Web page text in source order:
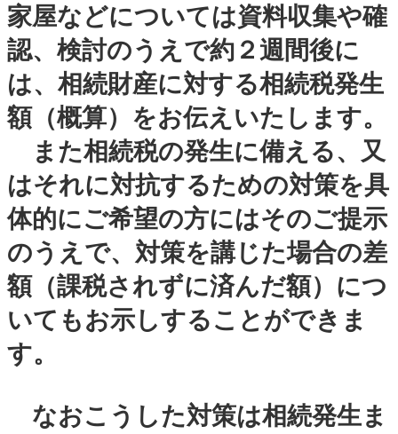
家屋などについては資料収集や確
認、検討のうえで約２週間後に
は、相続財産に対する相続税発生
額（概算）をお伝えいたします。
また相続税の発生に備える、又
はそれに対抗するための対策を具
体的にご希望の方にはそのご提示
のうえで、対策を講じた場合の差
額（課税されずに済んだ額）につ
いてもお示しすることができま
す。
なおこうした対策は相続発生ま